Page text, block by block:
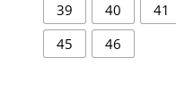
39
40 41
45
46